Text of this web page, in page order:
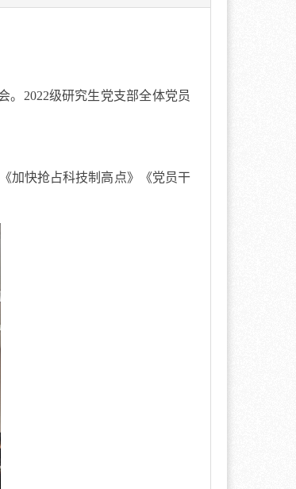
。 2022级研究生党支部全体党员
加快抢占科技制高点》《党员干